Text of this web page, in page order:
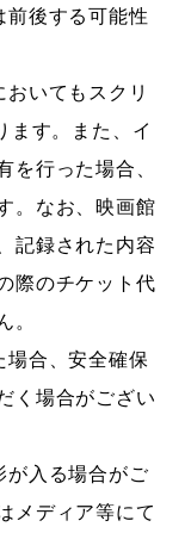
後する可能性
いてもスクリ
ます。また、イ
を行った場合、
。なお、映画館
記録された内容
際のチケット代
。
合、安全確保
く場合がござい
が入る場合がご
メディア等にて